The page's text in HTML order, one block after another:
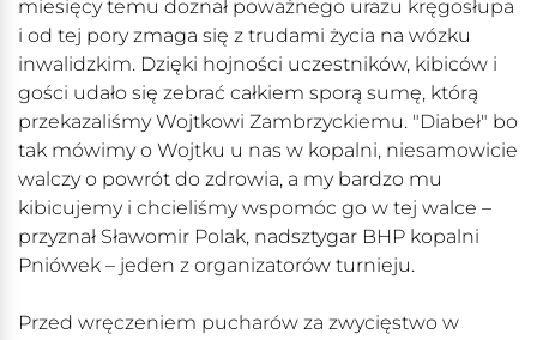
miesięcy temu doznał poważnego urazu kręgosłupa
i od tej pory zmaga się z trudami życia na wózku
inwalidzkim. Dzięki hojności uczestników, kibiców i
gości udało się zebrać całkiem sporą sumę, którą
przekazaliśmy Wojtkowi Zambrzyckiemu. "Diabeł" bo
tak mówimy o Wojtku u nas w kopalni, niesamowicie
walczy o powrót do zdrowia, a my bardzo mu
kibicujemy i chcieliśmy wspomóc go w tej walce –
przyznał Sławomir Polak, nadsztygar BHP kopalni
Pniówek – jeden z organizatorów turnieju.
Przed wręczeniem pucharów za zwycięstwo w